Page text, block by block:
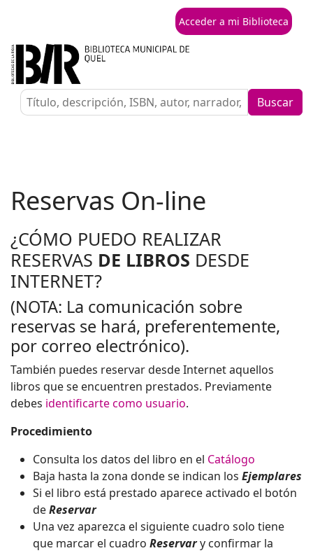
Acceder a mi Biblioteca
Buscar
Reservas On-line
¿CÓMO PUEDO REALIZAR
RESERVAS DE LIBROS DESDE
INTERNET?
(NOTA: La comunicación sobre
reservas se hará, preferentemente,
por correo electrónico).
También puedes reservar desde Internet aquellos
libros que se encuentren prestados. Previamente
debes identificarte como usuario.
Procedimiento
Consulta los datos del libro en el Catálogo
Baja hasta la zona donde se indican los Ejemplares
Si el libro está prestado aparece activado el botón
deReservar
Una vez aparezca el siguiente cuadro solo tiene
que marcar el cuadro Reservary confirmar la